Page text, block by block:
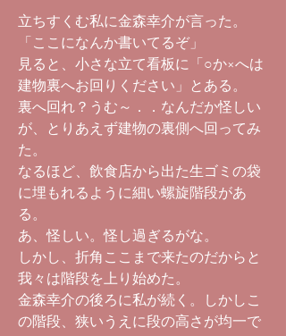
立ちすくむ私に金森幸介が言った。
「ここになんか書いてるぞ」
見ると、小さな立て看板に「○か×へは
建物裏へお回りください」とある。
裏へ回れ？うむ～．．なんだか怪しい
が、とりあえず建物の裏側へ回ってみ
た。
なるほど、飲食店から出た生ゴミの袋
に埋もれるように細い螺旋階段があ
る。
あ、怪しい。怪し過ぎるがな。
しかし、折角ここまで来たのだからと
我々は階段を上り始めた。
金森幸介の後ろに私が続く。しかしこ
の階段、狭いうえに段の高さが均一で